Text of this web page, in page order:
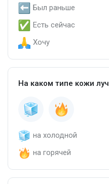
Был раньше
Есть сейчас
Хочу
На каком типе кожи
на холодной
на горячей